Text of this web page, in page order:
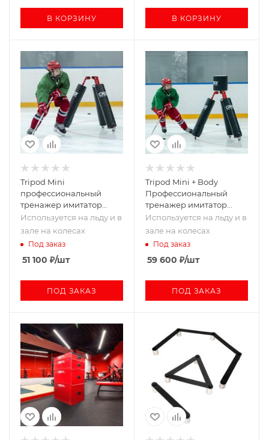
В КОРЗИНУ В КОРЗИНУ
Tripod Mini
профессиональный
тренажер имитатор
OLMI
Используется на льду и в
зале на колесах
Под заказ
51 100 ₽/шт
ПОД ЗАКАЗ
Tripod Mini + Body
Профессиональный
тренажер имитатор
OLMI
Используется на льду и в
зале на колесах
Под заказ
59 600 ₽/шт
ПОД ЗАКАЗ